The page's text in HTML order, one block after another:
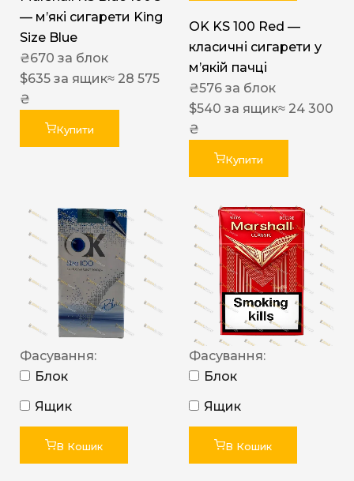
— м’які сигарети King
Size Blue
₴670 за блок
$635 за ящик≈ 28 575
₴
Купити
OK KS 100 Red —
класичні сигарети у
м’якій пачці
₴576 за блок
$540 за ящик≈ 24 300
₴
Купити
Фасування:
Блок
Ящик
В Кошик
Фасування:
Блок
Ящик
В Кошик